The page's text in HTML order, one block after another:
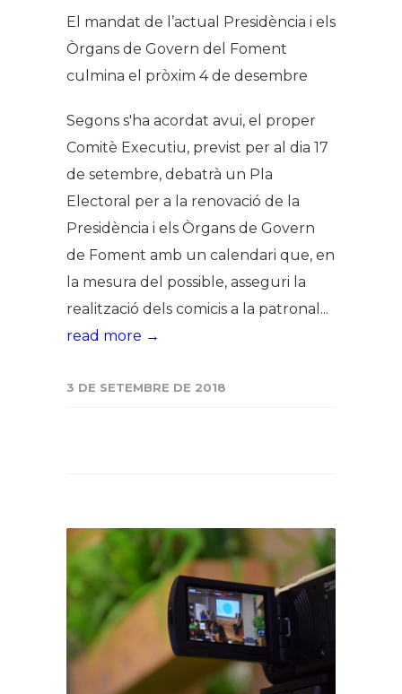
El mandat de l’actual Presidència i els
Òrgans de Govern del Foment
culmina el pròxim 4 de desembre
Segons s'ha acordat avui, el proper
Comitè Executiu, previst per al dia 17
de setembre, debatrà un Pla
Electoral per a la renovació de la
Presidència i els Òrgans de Govern
de Foment amb un calendari que, en
la mesura del possible, asseguri la
realització dels comicis a la patronal...
read more →
3 DE SETEMBRE DE 2018